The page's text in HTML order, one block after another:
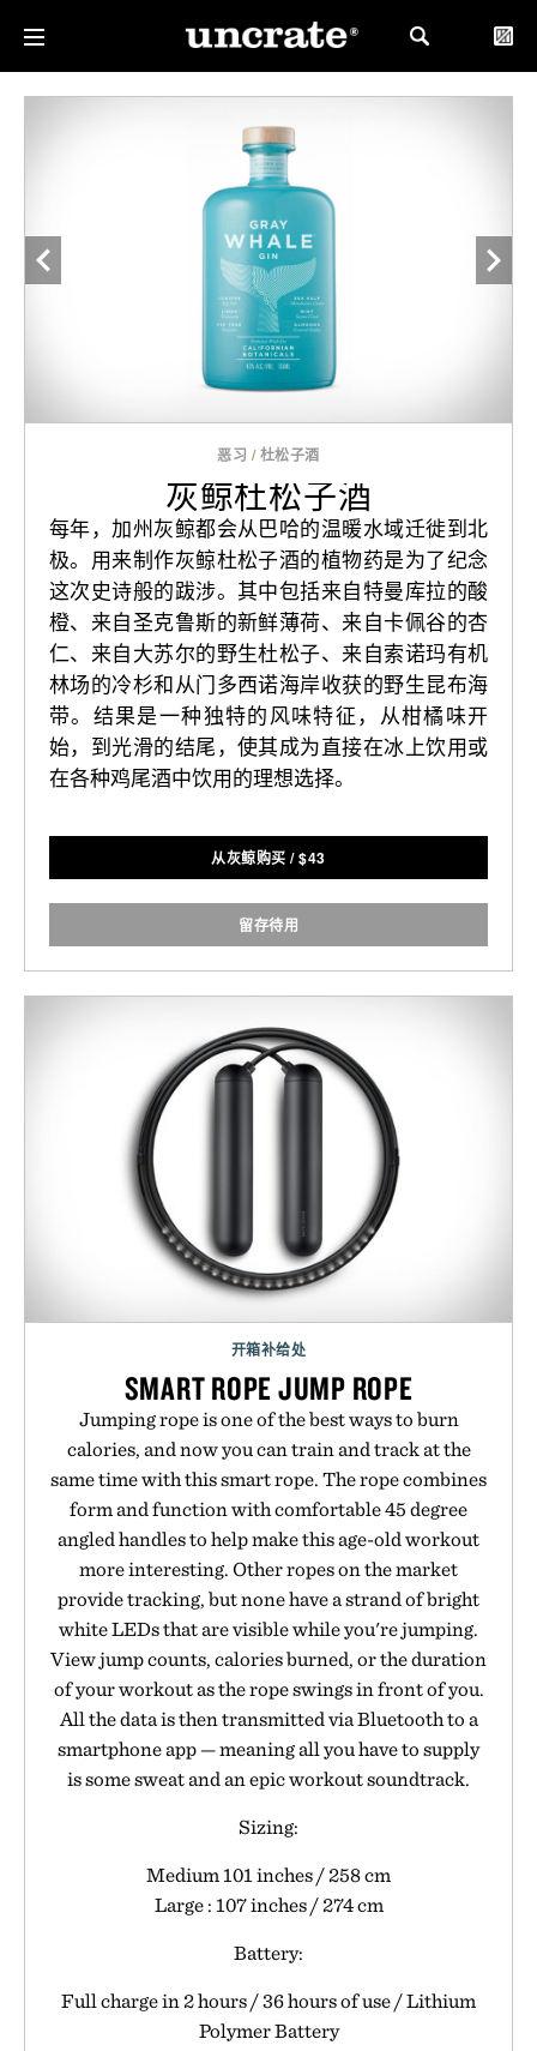
恶习 / 杜松子酒
灰鲸杜松子酒
每年，加州灰鲸都会从巴哈的温暖水域迁徙到北
极。用来制作灰鲸杜松子酒的植物药是为了纪念
这次史诗般的跋涉。其中包括来自特曼库拉的酸
橙、来自圣克鲁斯的新鲜薄荷、来自卡佩谷的杏
仁、来自大苏尔的野生杜松子、来自索诺玛有机
林场的冷杉和从门多西诺海岸收获的野生昆布海
带。结果是一种独特的风味特征，从柑橘味开
始，到光滑的结尾，使其成为直接在冰上饮用或
在各种鸡尾酒中饮用的理想选择。
从灰鲸购买 /$43
留存待用
开箱补给处
SMART ROPE JUMP ROPE
Jumping rope is one of the best ways to burn
calories, and now you can train and track at the
same time with this smart rope. The rope combines
form and function with comfortable 45 degree
angled handles to help make this age-old workout
more interesting. Other ropes on the market
provide tracking, but none have a strand of bright
white LEDs that are visible while you're jumping.
View jump counts, calories burned, or the duration
of your workout as the rope swings in front of you.
All the data is then transmitted via Bluetooth to a
smartphone app — meaning all you have to supply
is some sweat and an epic workout soundtrack.
Sizing:
Medium 101 inches / 258 cm
Large : 107 inches / 274 cm
Battery:
Full charge in 2 hours / 36 hours of use / Lithium
Polymer Battery